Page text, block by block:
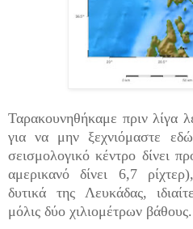
Ταρακουνηθήκαμε πριν λίγα
για να μην ξεχνιόμαστε
σεισμολογικό κέντρο δίνει
αμερικανό δίνει 6,7
δυτικά της Λευκάδας,
μόλις δύο χιλιομέτρων βάθους.